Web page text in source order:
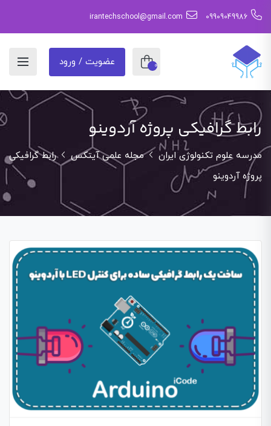
09909049986
irantechschool@gmail.com
0 عضویت / ورود
رابط گرافیکی پروژه آردوینو
مدرسه علوم تکنولوژی ایران مجله علمی آیتکس
رابط گرافیکی
پروژه آردوینو